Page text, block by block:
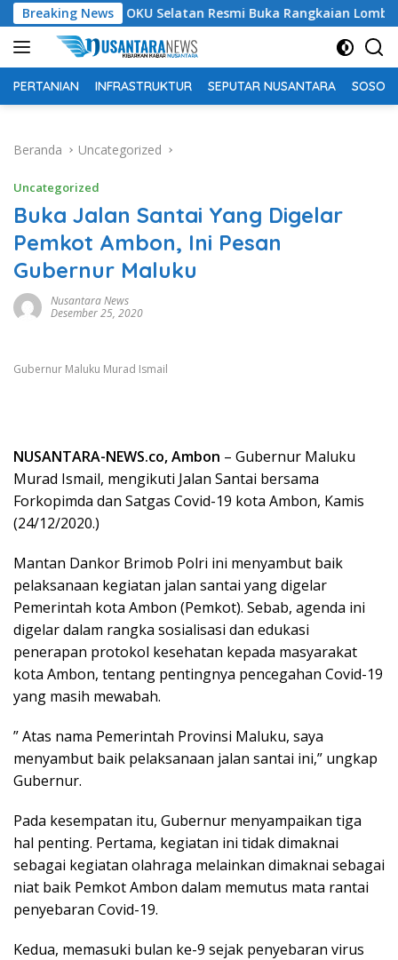
Langsung
ke
konten
Breaking News
Bupati OKU Selatan Resmi Buka Rangkaian Lomba Peringatan
PERTANIAN INFRASTRUKTUR SEPUTAR NUSANTARA SOSOK
Beranda Uncategorized
Uncategorized
Buka Jalan Santai Yang Digelar
Pemkot Ambon, Ini Pesan
Gubernur Maluku
Nusantara News
Desember 25, 2020
Gubernur Maluku Murad Ismail
NUSANTARA-NEWS.co, Ambon – Gubernur Maluku
Murad Ismail, mengikuti Jalan Santai bersama
Forkopimda dan Satgas Covid-19 kota Ambon, Kamis
(24/12/2020.)
Mantan Dankor Brimob Polri ini menyambut baik
pelaksanaan kegiatan jalan santai yang digelar
Pemerintah kota Ambon (Pemkot). Sebab, agenda ini
digelar dalam rangka sosialisasi dan edukasi
penerapan protokol kesehatan kepada masyarakat
kota Ambon, tentang pentingnya pencegahan Covid-19
yang masih mewabah.
” Atas nama Pemerintah Provinsi Maluku, saya
menyambut baik pelaksanaan jalan santai ini,” ungkap
Gubernur.
Pada kesempatan itu, Gubernur menyampaikan tiga
hal penting. Pertama, kegiatan ini tidak dimaknai
sebagai kegiatan olahraga melainkan dimaknai sebagai
niat baik Pemkot Ambon dalam memutus mata rantai
penyebaran Covid-19.
Kedua, memasuki bulan ke-9 sejak penyebaran virus